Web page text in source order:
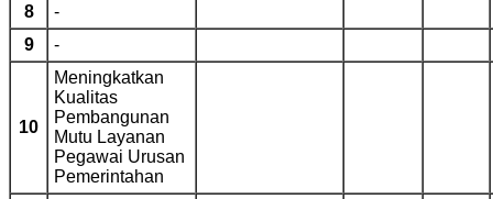
8
-
9
-
10
Meningkatkan
Kualitas
Pembangunan
Mutu Layanan
Pegawai Urusan
Pemerintahan